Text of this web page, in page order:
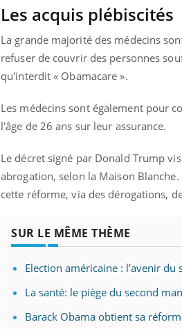
Les acquis plébiscités
La grande majorité des médecins
refuser de couvrir des personnes
qu'interdit « Obamacare ».
Les médecins sont également pour
l'âge de 26 ans sur leur assurance.
Le décret signé par Donald Trump
abrogation, selon la Maison
cette réforme, via des dérogations,
SUR LE MÊME THÈME
Election américaine : l’avenir du
La santé: le piège du second
Barack Obama obtient sa